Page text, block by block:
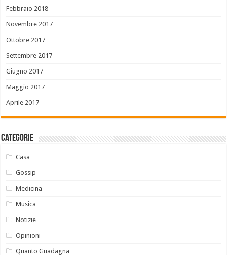
Febbraio 2018
Novembre 2017
Ottobre 2017
Settembre 2017
Giugno 2017
Maggio 2017
Aprile 2017
Categorie
Casa
Gossip
Medicina
Musica
Notizie
Opinioni
Quanto Guadagna